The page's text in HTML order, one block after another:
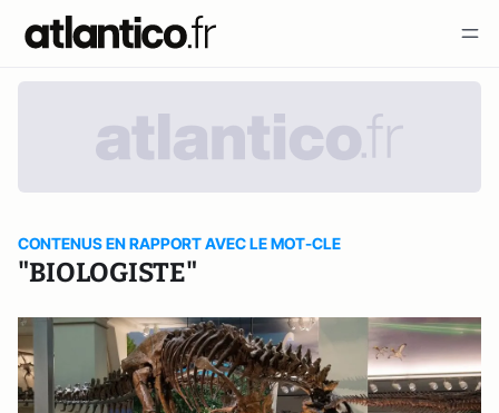
CONTENUS EN RAPPORT AVEC LE MOT-CLE
"BIOLOGISTE"